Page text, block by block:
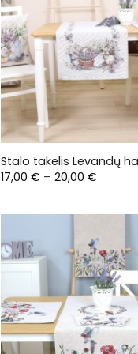
Stalo takelis Levandų
17,00 € – 20,00 €Price